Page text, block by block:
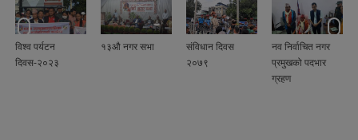
विश्व पर्यटन
दिवस-२०२३
१३औ नगर सभा
संविधान दिवस
२०७९
नव निर्वाचित नगर
प्रमुखको पदभार
ग्रहण